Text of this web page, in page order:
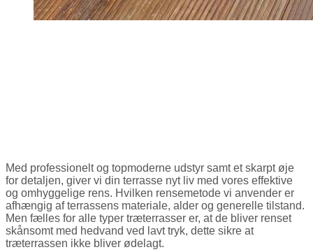
Med professionelt og topmoderne udstyr samt et skarpt øje
for detaljen, giver vi din terrasse nyt liv med vores effektive
og omhyggelige rens. Hvilken rensemetode vi anvender er
afhængig af terrassens materiale, alder og generelle tilstand.
Men fælles for alle typer træterrasser er, at de bliver renset
skånsomt med hedvand ved lavt tryk, dette sikre at
træterrassen ikke bliver ødelagt.